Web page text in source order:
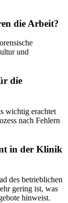
die Arbeit?
und
die
wichtig erachtet
nach Fehlern
in der Klinik
des betrieblichen
gering ist, was
hinweist.